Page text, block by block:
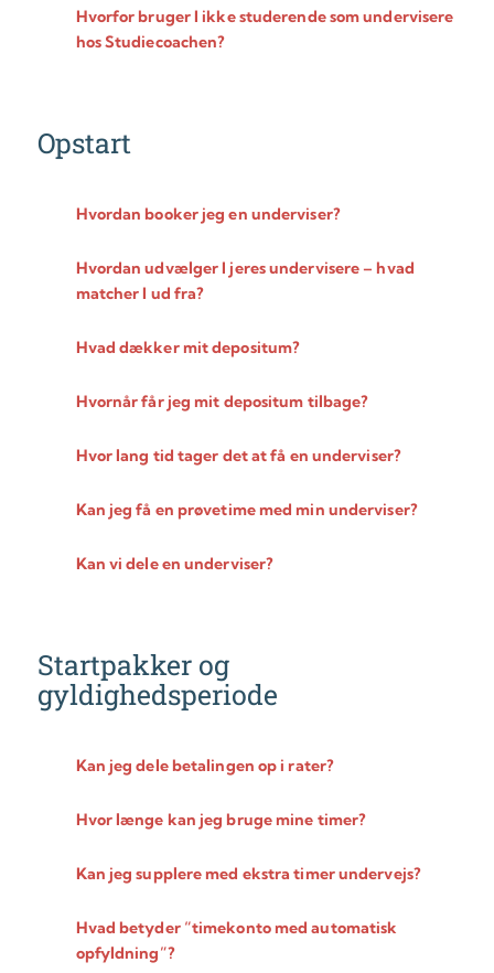
Hvorfor bruger I ikke studerende som undervisere
hos Studiecoachen?
Opstart
Hvordan booker jeg en underviser?
Hvordan udvælger I jeres undervisere – hvad
matcher I ud fra?
Hvad dækker mit depositum?
Hvornår får jeg mit depositum tilbage?
Hvor lang tid tager det at få en underviser?
Kan jeg få en prøvetime med min underviser?
Kan vi dele en underviser?
Startpakker og
gyldighedsperiode
Kan jeg dele betalingen op i rater?
Hvor længe kan jeg bruge mine timer?
Kan jeg supplere med ekstra timer undervejs?
Hvad betyder “timekonto med automatisk
opfyldning”?